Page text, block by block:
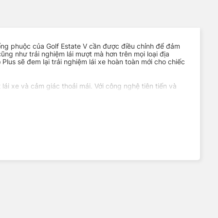
phuộc của Golf Estate V cần được điều chỉnh để đảm
như trải nghiệm lái mượt mà hơn trên mọi loại địa
sẽ đem lại trải nghiệm lái xe hoàn toàn mới cho chiếc
xe và cảm giác thoải mái. Với công nghệ tiên tiến và
mọi điều kiện đường đi, phuộc Tein EnduraPro Plus
chế hay sửa đổi. Điều này giúp bạn tiết kiệm thời gian và
Tein EnduraPro Plus cho chiếc xe VOLKWAGEN